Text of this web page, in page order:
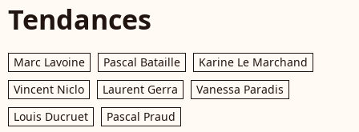
Tendances
Marc Lavoine Pascal Bataille
Karine Le Marchand
Vincent Niclo
Laurent Gerra
Vanessa Paradis
Louis Ducruet
Pascal Praud